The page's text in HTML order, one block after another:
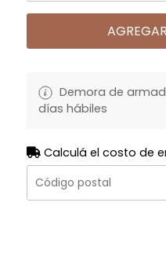
Demora de
días hábiles
Calculá el costo de